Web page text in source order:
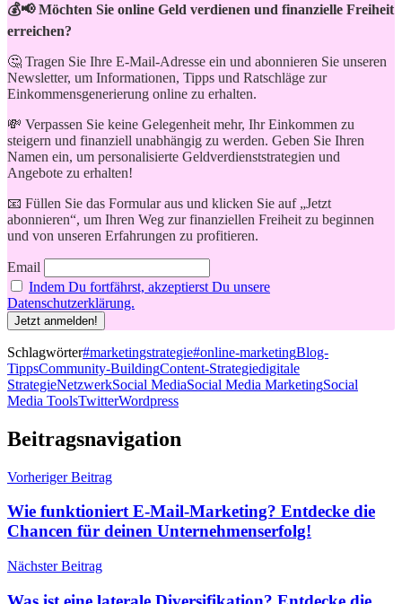
💰📢 Möchten Sie online Geld verdienen und finanzielle Freiheit
erreichen?
🤔 Tragen Sie Ihre E-Mail-Adresse ein und abonnieren Sie unseren
Newsletter, um Informationen, Tipps und Ratschläge zur
Einkommensgenerierung online zu erhalten.
💸 Verpassen Sie keine Gelegenheit mehr, Ihr Einkommen zu
steigern und finanziell unabhängig zu werden. Geben Sie Ihren
Namen ein, um personalisierte Geldverdienststrategien und
Angebote zu erhalten!
📧 Füllen Sie das Formular aus und klicken Sie auf „Jetzt
abonnieren“, um Ihren Weg zur finanziellen Freiheit zu beginnen
und von unseren Erfahrungen zu profitieren.
Email
Indem Du fortfährst, akzeptierst Du unsere
Datenschutzerklärung.
Schlagwörter#marketingstrategie#online-marketingBlog-
TippsCommunity-BuildingContent-Strategiedigitale
StrategieNetzwerkSocial MediaSocial Media MarketingSocial
Media ToolsTwitterWordpress
Beitragsnavigation
Vorheriger Beitrag
Wie funktioniert E-Mail-Marketing? Entdecke die
Chancen für deinen Unternehmenserfolg!
Nächster Beitrag